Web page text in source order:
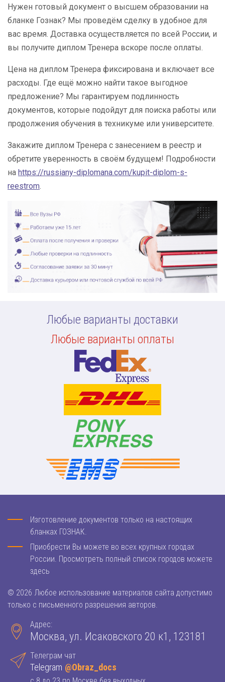
Нужен готовый документ о высшем образовании на
бланке Гознак? Мы проведём сделку в удобное для
вас время. Доставка осуществляется по всей России, и
вы получите диплом Тренера вскоре после оплаты.
Цена на диплом Тренера фиксирована и включает все
расходы. Где ещё можно найти такое выгодное
предложение? Мы гарантируем подлинность
документов, которые подойдут для поиска работы или
продолжения обучения в техникуме или университете.
Закажите диплом Тренера с занесением в реестр и
обретите уверенность в своём будущем! Подробности
на https://russiany-diplomana.com/kupit-diplom-s-
reestrom.
Любые варианты доставки
Любые варианты оплаты
Изготовление документов только на настоящих
бланках ГОЗНАК.
Приобрести Вы можете во всех крупных городах
России. Просмотреть полный список городов можете
здесь
© 2026 Любое использование материалов сайта допустимо
только с письменного разрешения авторов.
Адрес:
Москва, ул. Исаковского 20 к1, 123181
Телеграм чат
Telegram @Obraz_docs